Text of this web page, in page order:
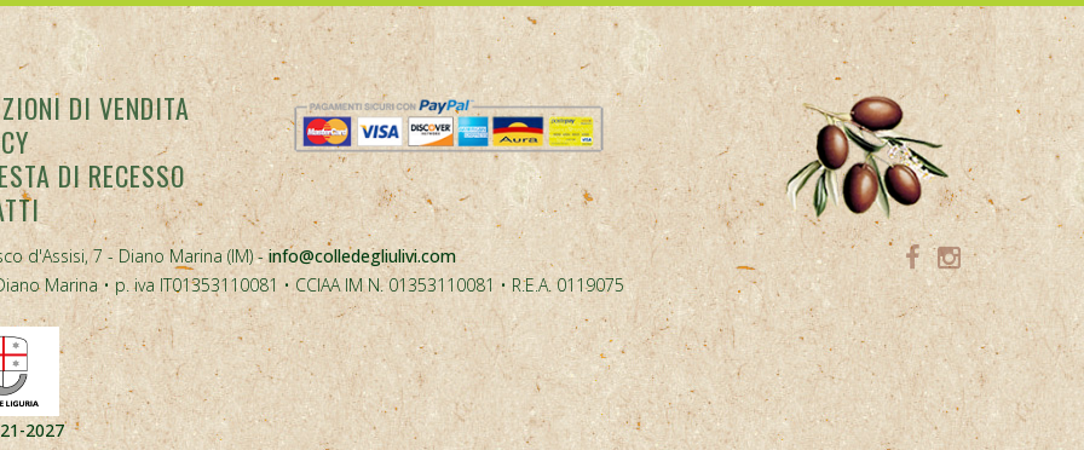
DI VENDITA
DI RECESSO
d'Assisi, 7 - Diano Marina (IM) -info@colledegliulivi.com
Marina • p. iva IT01353110081 • CCIAA IM N. 01353110081 • R.E.A. 0119075
2027